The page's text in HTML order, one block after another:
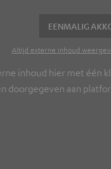
EENMALIG
Altijd externe inhoud
inhoud hier met één
aan